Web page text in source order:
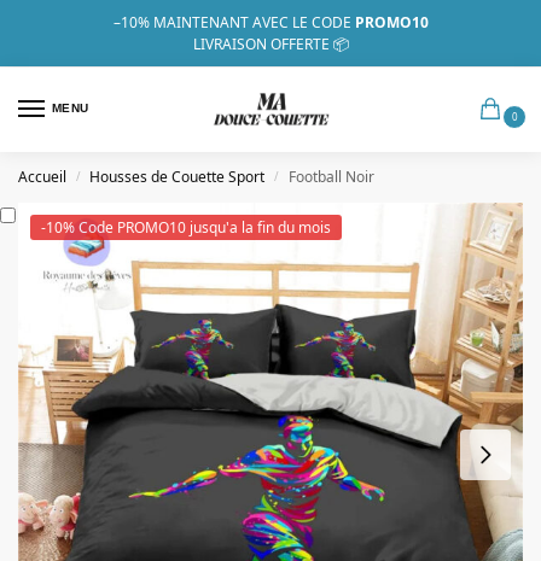
–10% MAINTENANT AVEC LE CODE PROMO10
LIVRAISON OFFERTE 📦
MENU
0
Accueil / Housses de Couette Sport / Football Noir
-10% Code PROMO10 jusqu'a la fin du mois